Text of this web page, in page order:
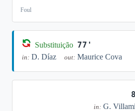
Foul
Substituição 77'
in: D. Díaz out: Maurice Cova
in: G.